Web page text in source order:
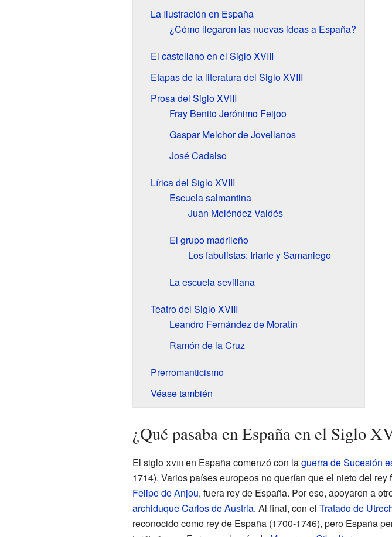
La Ilustración en España
¿Cómo llegaron las nuevas ideas a España?
El castellano en el Siglo XVIII
Etapas de la literatura del Siglo XVIII
Prosa del Siglo XVIII
Fray Benito Jerónimo Feijoo
Gaspar Melchor de Jovellanos
José Cadalso
Lírica del Siglo XVIII
Escuela salmantina
Juan Meléndez Valdés
El grupo madrileño
Los fabulistas: Iriarte y Samaniego
La escuela sevillana
Teatro del Siglo XVIII
Leandro Fernández de Moratín
Ramón de la Cruz
Prerromanticismo
Véase también
¿Qué pasaba en España en el Siglo
El sigloxviii en España comenzó con laguerra de Sucesión
1714). Varios países europeos no querían que el nieto del rey
Felipe de Anjou, fuera rey de España. Por eso, apoyaron a
archiduque Carlos de Austria. Al final, con el Tratado de
reconocido como rey de España (1700-1746), pero España